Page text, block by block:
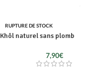
RUPTURE DE STOCK
Khôl naturel sans plomb
7,90€